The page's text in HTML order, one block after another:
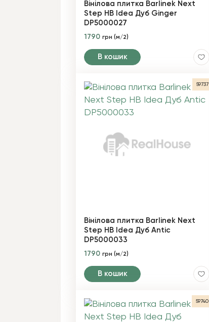
Вінілова плитка Barlinek Next
Step HB Idea Дуб Ginger
DP5000027
1790 грн (м/2)
В кошик
59737
Вінілова плитка Barlinek Next
Step HB Idea Дуб Antic
DP5000033
1790 грн (м/2)
В кошик
59740